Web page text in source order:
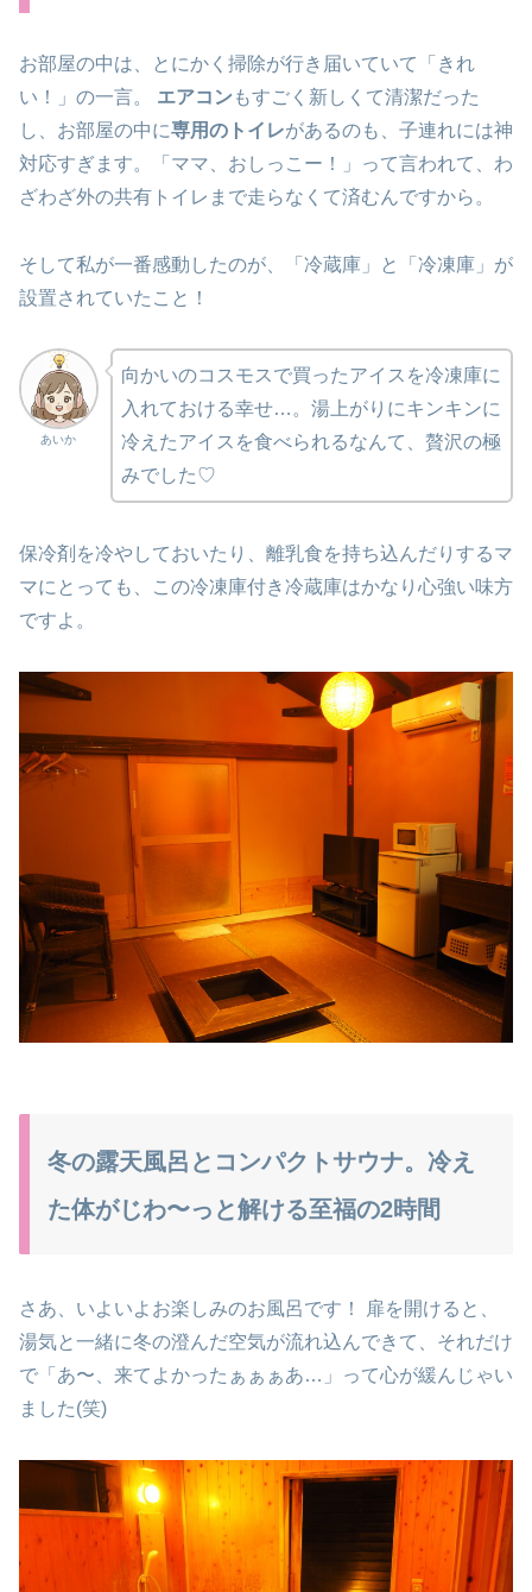
お部屋の中は、とにかく掃除が行き届いていて「きれ
い！」の一言。 エアコン もすごく新しくて清潔だった
し、お部屋の中に専用のトイレがあるのも、子連れには神
対応すぎます。「ママ、おしっこー！」って言われて、わ
ざわざ外の共有トイレまで走らなくて済むんですから。
そして私が一番感動したのが、「冷蔵庫」と「冷凍庫」が
設置されていたこと！
あいか
向かいのコスモスで買ったアイスを冷凍庫に
入れておける幸せ…。湯上がりにキンキンに
冷えたアイスを食べられるなんて、贅沢の極
みでした♡
保冷剤を冷やしておいたり、離乳食を持ち込んだりするマ
マにとっても、この冷凍庫付き冷蔵庫はかなり心強い味方
ですよ。
冬の露天風呂とコンパクトサウナ。冷え
た体がじわ〜っと解ける至福の2時間
さあ、いよいよお楽しみのお風呂です！ 扉を開けると、
湯気と一緒に冬の澄んだ空気が流れ込んできて、それだけ
で「あ〜、来てよかったぁぁぁあ…」って心が緩んじゃい
ました(笑)